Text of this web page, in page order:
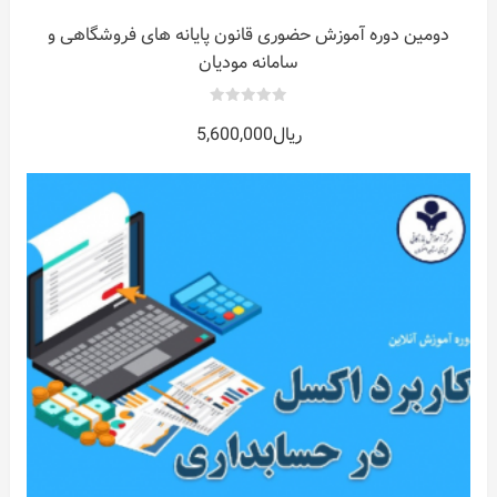
دومین دوره آموزش حضوری قانون پایانه های فروشگاهی و
سامانه مودیان
out
of
ریال5,600,000